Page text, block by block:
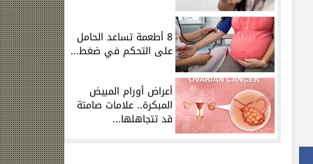
8 أطعمة تساعد الحامل
على التحكم في ضغط...
أعراض أورام المبيض
المبكرة.. علامات صامتة
قد تتجاهلها...